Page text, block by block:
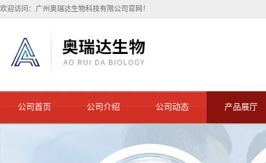
欢迎访问：广州奥瑞达生物科技有限公司官网！
公司首页 公司介绍 公司动态 产品展厅